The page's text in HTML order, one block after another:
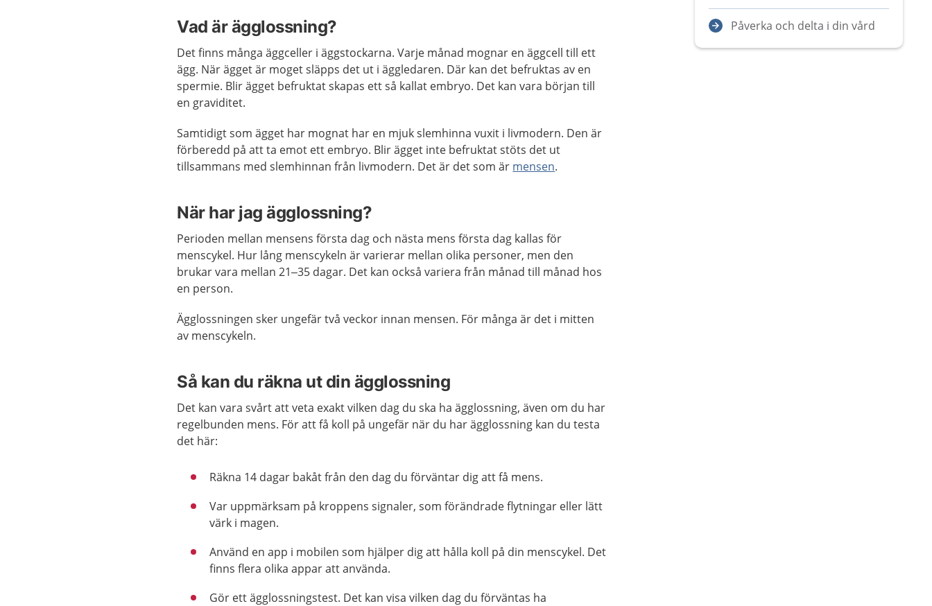
Vad är ägglossning?
Det finns många äggceller i äggstockarna. Varje månad mognar en äggcell till ett
ägg. När ägget är moget släpps det ut i äggledaren. Där kan det befruktas av en
spermie. Blir ägget befruktat skapas ett så kallat embryo. Det kan vara början till
en graviditet.
Samtidigt som ägget har mognat har en mjuk slemhinna vuxit i livmodern. Den är
förberedd på att ta emot ett embryo. Blir ägget inte befruktat stöts det ut
tillsammans med slemhinnan från livmodern. Det är det som är mensen.
När har jag ägglossning?
Perioden mellan mensens första dag och nästa mens första dag kallas för
menscykel. Hur lång menscykeln är varierar mellan olika personer, men den
brukar vara mellan 21–35 dagar. Det kan också variera från månad till månad hos
en person.
Ägglossningen sker ungefär två veckor innan mensen. För många är det i mitten
av menscykeln.
Så kan du räkna ut din ägglossning
Det kan vara svårt att veta exakt vilken dag du ska ha ägglossning, även om du har
regelbunden mens. För att få koll på ungefär när du har ägglossning kan du testa
det här:
Räkna 14 dagar bakåt från den dag du förväntar dig att få mens.
Var uppmärksam på kroppens signaler, som förändrade flytningar eller lätt
värk i magen.
Använd en app i mobilen som hjälper dig att hålla koll på din menscykel. Det
finns flera olika appar att använda.
Gör ett ägglossningstest. Det kan visa vilken dag du förväntas ha
Påverka och delta i din vård